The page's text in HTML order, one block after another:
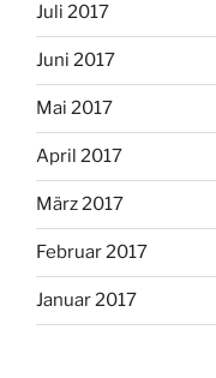
Juli 2017
Juni 2017
Mai 2017
April 2017
März 2017
Februar 2017
Januar 2017